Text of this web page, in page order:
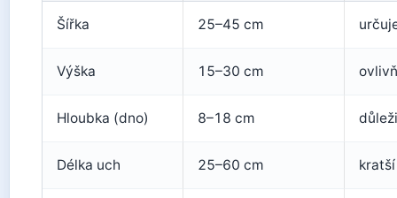
Šířka 25–45 cm
Výška 15–30 cm
Hloubka (dno) 8–18 cm
Délka uch 25–60 cm